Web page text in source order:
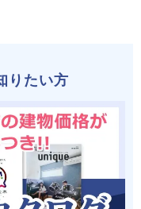
りたい方